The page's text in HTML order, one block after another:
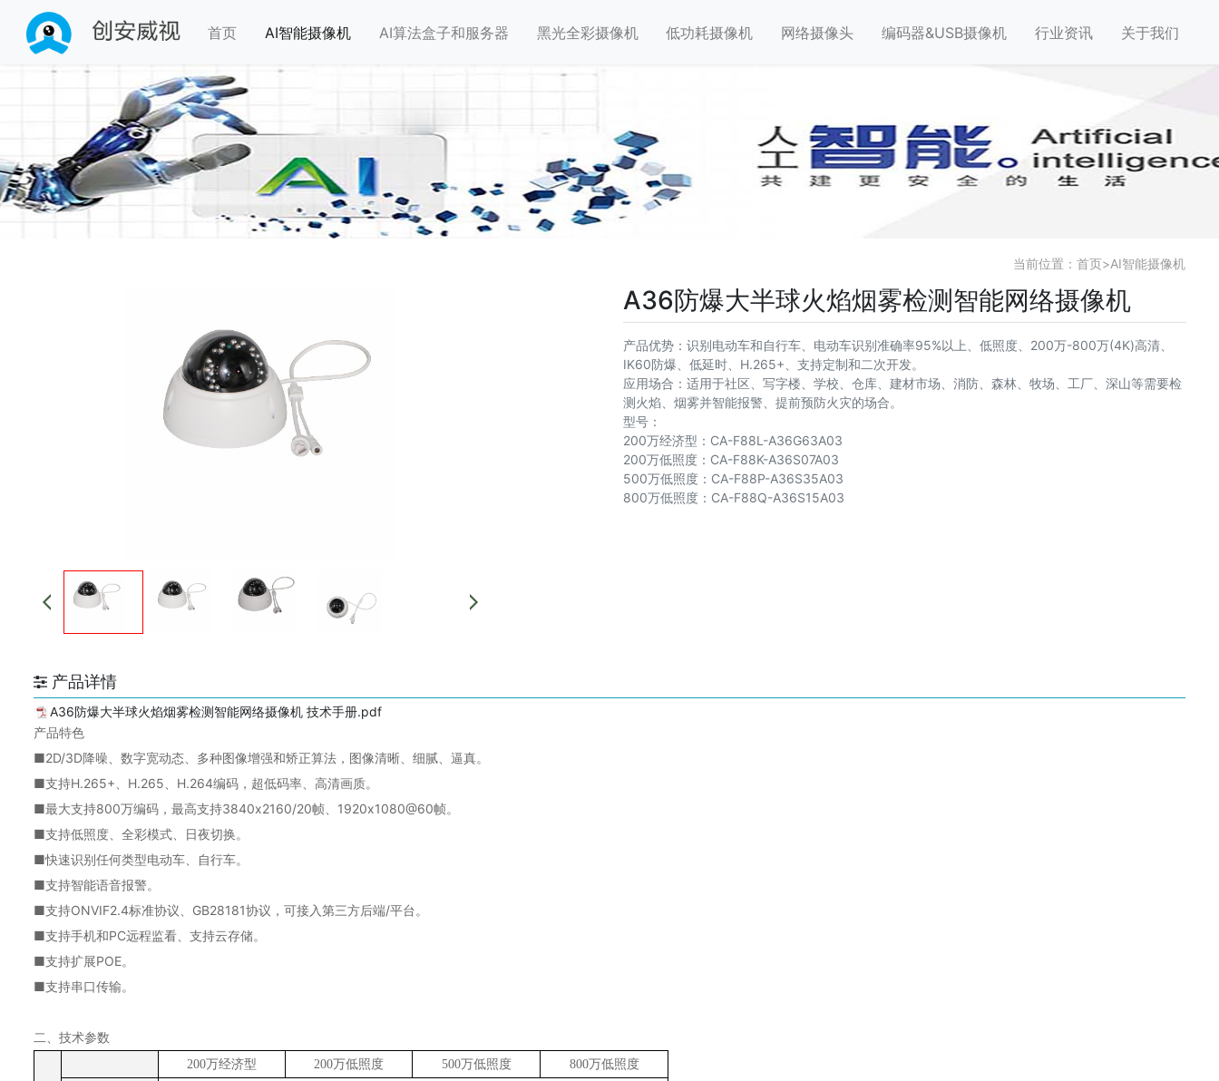
首页 AI智能摄像机 AI算法盒子和服务器 黑光全彩摄像机 低功耗摄像机 网络摄像头 编码器&USB摄像机 行业资讯 关于我们
当前位置： 首页>AI智能摄像机
A36防爆大半球火焰烟雾检测智能网络摄像机
产品优势：识别电动车和自行车、电动车识别准确率95%以上、低照度、200万-800万(4K)高清、
IK60防爆、低延时、H.265+、支持定制和二次开发。
应用场合：适用于社区、写字楼、学校、仓库、建材市场、消防、森林、牧场、工厂、深山等需要检
测火焰、烟雾并智能报警、提前预防火灾的场合。
型号：
200万经济型：CA-F88L-A36G63A03
200万低照度：CA-F88K-A36S07A03
500万低照度：CA-F88P-A36S35A03
800万低照度：CA-F88Q-A36S15A03
产品详情
A36防爆大半球火焰烟雾检测智能网络摄像机 技术手册.pdf
产品特色
■2D/3D降噪、数字宽动态、多种图像增强和矫正算法，图像清晰、细腻、逼真。
■支持H.265+、H.265、H.264编码，超低码率、高清画质。
■最大支持800万编码，最高支持3840x2160/20帧、1920x1080@60帧。
■支持低照度、全彩模式、日夜切换。
■快速识别任何类型电动车、自行车。
■支持智能语音报警。
■支持ONVIF2.4标准协议、GB28181协议，可接入第三方后端/平台。
■支持手机和PC远程监看、支持云存储。
■支持扩展POE。
■支持串口传输。
二、技术参数
200万经济型 200万低照度 500万低照度
800万低照度